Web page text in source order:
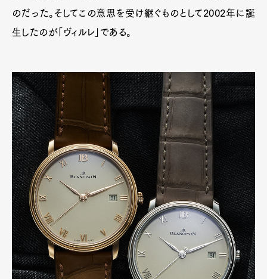
のだった。そしてこの意思を受け継ぐものとして2002年に誕
生したのが「ヴィルレ」である。